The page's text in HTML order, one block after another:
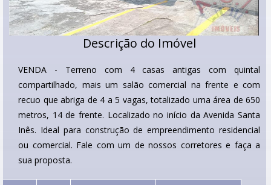
Descrição do Imóvel
VENDA - Terreno com 4 casas antigas com quintal
compartilhado, mais um salão comercial na frente e com
recuo que abriga de 4 a 5 vagas, totalizado uma área de 650
metros, 14 de frente. Localizado no início da Avenida Santa
Inês. Ideal para construção de empreendimento residencial
ou comercial. Fale com um de nossos corretores e faça a
sua proposta.